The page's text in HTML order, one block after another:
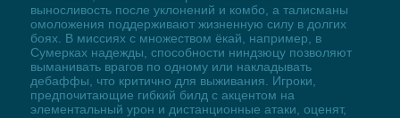
выносливость после уклонений и комбо, а талисманы
омоложения поддерживают жизненную силу в долгих
боях. В миссиях с множеством ёкай, например, в
Сумерках надежды, способности ниндзюцу позволяют
выманивать врагов по одному или накладывать
дебаффы, что критично для выживания. Игроки,
предпочитающие гибкий билд с акцентом на
элементальный урон и дистанционные атаки, оценят,